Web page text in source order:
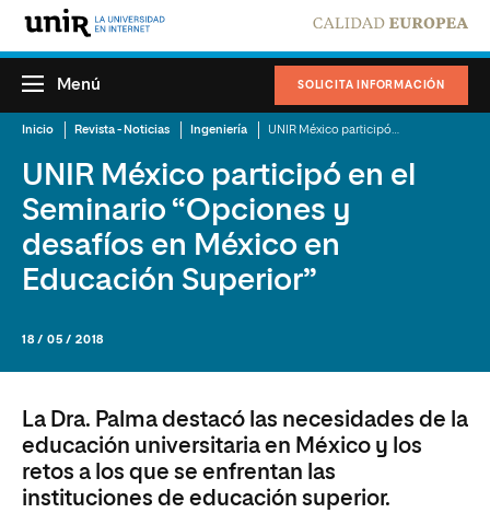
SOLICITA INFORMACIÓN
Menú
Inicio Revista - Noticias Ingeniería
UNIR México participó en el
Seminario “Opciones y
desafíos en México en
Educación Superior”
18 / 05 / 2018
La Dra. Palma destacó las necesidades de la
educación universitaria en México y los
retos a los que se enfrentan las
instituciones de educación superior.